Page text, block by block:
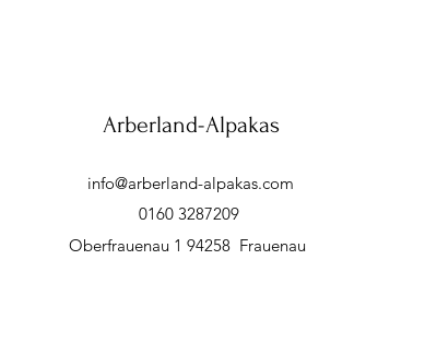
Arberland-Alpakas
info@arberland-alpakas.com
0160 3287209
Oberfrauenau 1 94258 Frauenau